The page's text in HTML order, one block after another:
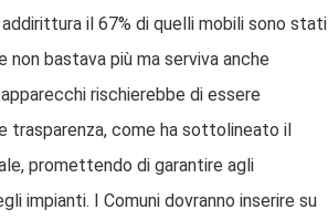
il 67% di quelli mobili sono stati
non bastava più ma serviva anche
rischierebbe di essere
trasparenza, come ha sottolineato il
promettendo di garantire agli
impianti. I Comuni dovranno inserire su